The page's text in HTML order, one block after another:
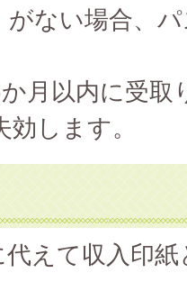
がない場合、
月以内に受取
します。
えて収入印